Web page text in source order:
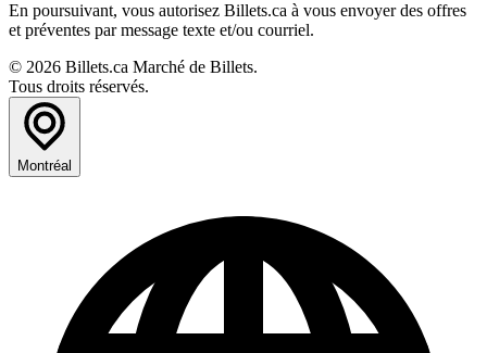
En poursuivant, vous autorisez Billets.ca à vous envoyer des offres
et préventes par message texte et/ou courriel.
© 2026 Billets.ca Marché de Billets.
Tous droits réservés.
Montréal